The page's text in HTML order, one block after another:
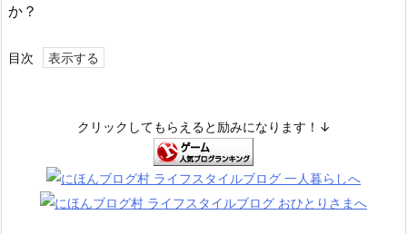
か？
目次
ジ
ャ
クリックしてもらえると励みになります！↓